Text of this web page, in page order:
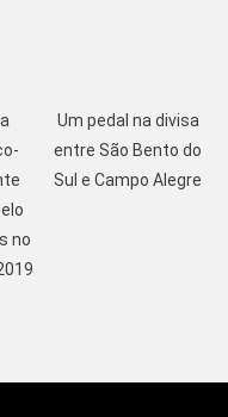
no
Um pedal na divisa
entre São Bento do
Sul e Campo Alegre